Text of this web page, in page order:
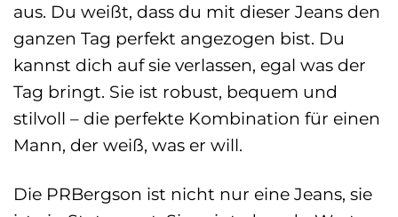
aus. Du weißt, dass du mit dieser Jeans den
ganzen Tag perfekt angezogen bist. Du
kannst dich auf sie verlassen, egal was der
Tag bringt. Sie ist robust, bequem und
stilvoll – die perfekte Kombination für einen
Mann, der weiß, was er will.
Die PRBergson ist nicht nur eine Jeans, sie